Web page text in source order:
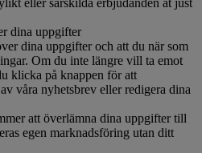
dina uppgifter
dina uppgifter och att du när som
Om du inte längre vill ta emot
klicka på knappen för att
våra nyhetsbrev eller redigera dina
att överlämna dina uppgifter till
egen marknadsföring utan ditt